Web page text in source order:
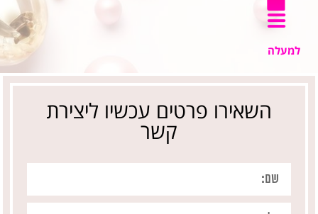
למעלה
השאירו פרטים עכשיו ליצירת
קשר